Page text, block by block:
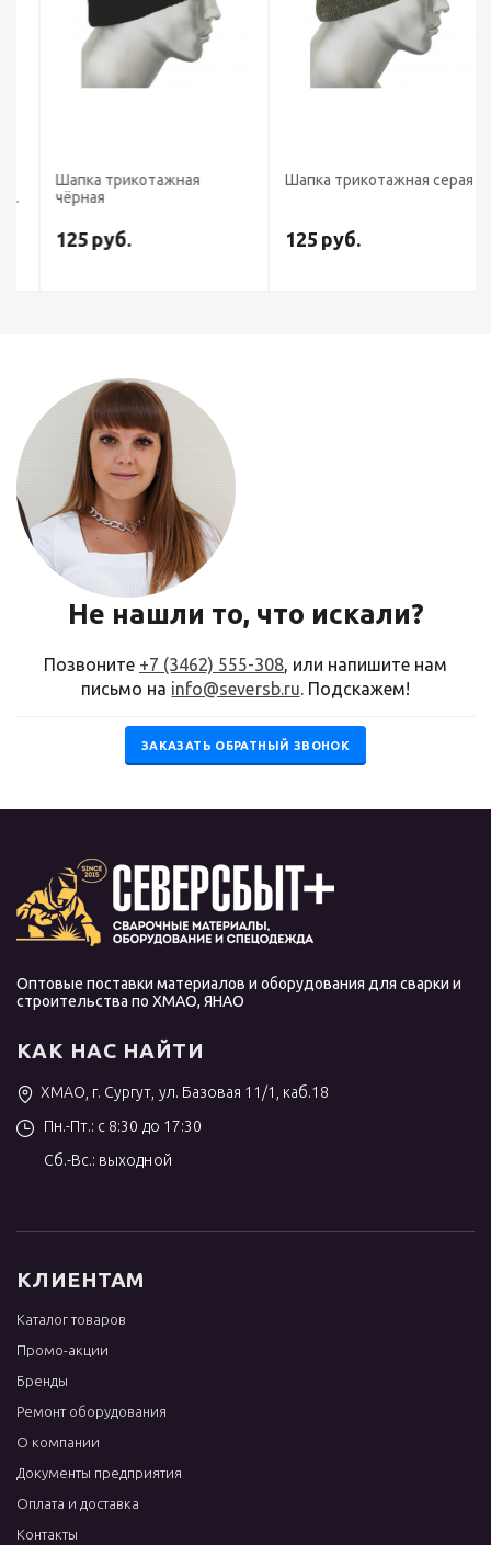
Шапка трикотажная
чёрная
125 руб.
Шапка трикотажная серая
125 руб.
Не нашли то, что искали?
Позвоните +7 (3462) 555-308, или напишите нам
письмо на info@seversb.ru. Подскажем!
ЗАКАЗАТЬ ОБРАТНЫЙ ЗВОНОК
Оптовые поставки материалов и оборудования для сварки и
строительства по ХМАО, ЯНАО
КАК НАС НАЙТИ
ХМАО, г. Сургут, ул. Базовая 11/1, каб.18
Пн.-Пт.: с 8:30 до 17:30
Сб.-Вс.: выходной
КЛИЕНТАМ
Каталог товаров
Промо-акции
Бренды
Ремонт оборудования
О компании
Документы предприятия
Оплата и доставка
Контакты